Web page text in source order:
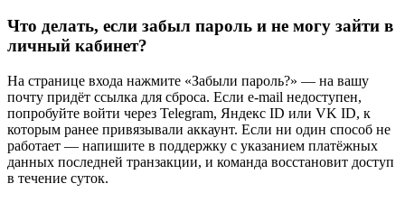
Что делать, если забыл пароль и не могу зайти в
личный кабинет?
На странице входа нажмите «Забыли пароль?» — на вашу
почту придёт ссылка для сброса. Если e-mail недоступен,
попробуйте войти через Telegram, Яндекс ID или VK ID, к
которым ранее привязывали аккаунт. Если ни один способ не
работает — напишите в поддержку с указанием платёжных
данных последней транзакции, и команда восстановит доступ
в течение суток.